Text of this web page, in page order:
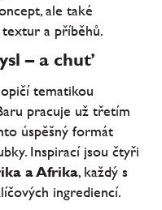
ale také
a příběhů.
– a chuť
tematikou
pracuje už třetím
úspěšný formát
Inspirací jsou čtyři
a Afrika, každý s
ingrediencí.